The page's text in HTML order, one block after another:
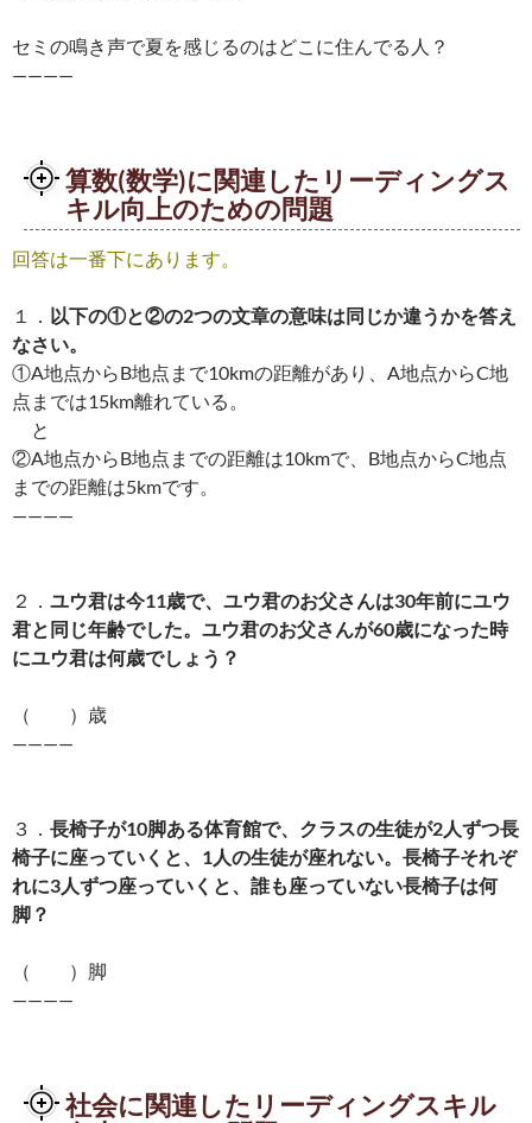
セミの鳴き声で夏を感じるのはどこに住んでる人？
————
算数(数学)に関連したリーディングス
キル向上のための問題
回答は一番下にあります。
１． 以下の①と②の2つの文章の意味は同じか違うかを答え
なさい。
①A地点からB地点まで10kmの距離があり、A地点からC地
点までは15km離れている。
と
②A地点からB地点までの距離は10kmで、B地点からC地点
までの距離は5kmです。
————
２． ユウ君は今11歳で、ユウ君のお父さんは30年前にユウ
君と同じ年齢でした。ユウ君のお父さんが60歳になった時
にユウ君は何歳でしょう？
（ ）歳
————
３． 長椅子が10脚ある体育館で、クラスの生徒が2人ずつ長
椅子に座っていくと、1人の生徒が座れない。長椅子それぞ
れに3人ずつ座っていくと、誰も座っていない長椅子は何
脚？
（ ）脚
————
社会に関連したリーディングスキル